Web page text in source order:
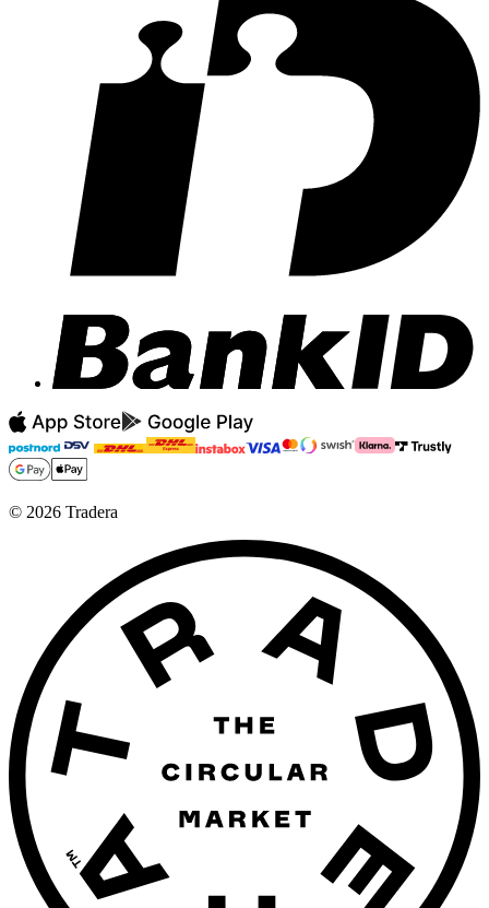
© 2026 Tradera